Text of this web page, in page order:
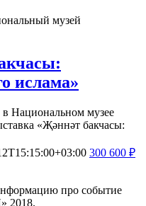
музей
ислама»
в Национальном музее
«Җәннәт бакчасы:
300 600 ₽
про событие
2018.